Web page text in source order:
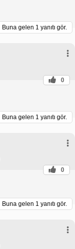
Buna gelen 1 yanıtı gör.
0
Buna gelen 1 yanıtı gör.
0
Buna gelen 1 yanıtı gör.